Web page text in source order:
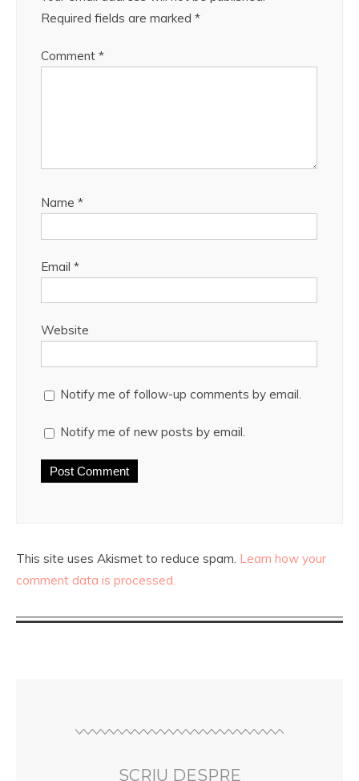
Required fields are marked *
Comment *
Name *
Email *
Website
Notify me of follow-up comments by email.
Notify me of new posts by email.
This site uses Akismet to reduce spam. Learn how your
comment data is processed.
SCRIU DESPRE